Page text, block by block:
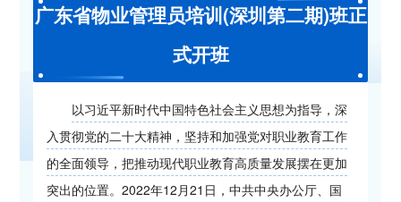
广东省物业管理员培训(深圳第二期)班正
式开班
以习近平新时代中国特色社会主义思想为指导，深
入贯彻党的二十大精神，坚持和加强党对职业教育工作
的全面领导，把推动现代职业教育高质量发展摆在更加
突出的位置。2022年12月21日，中共中央办公厅、国